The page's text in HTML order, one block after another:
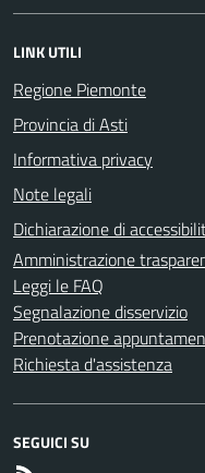
LINK UTILI
Regione Piemonte
Provincia di Asti
Informativa privacy
Note legali
Dichiarazione di
Amministrazione
Leggi le FAQ
Segnalazione disservizio
Prenotazione
Richiesta d'assistenza
SEGUICI SU